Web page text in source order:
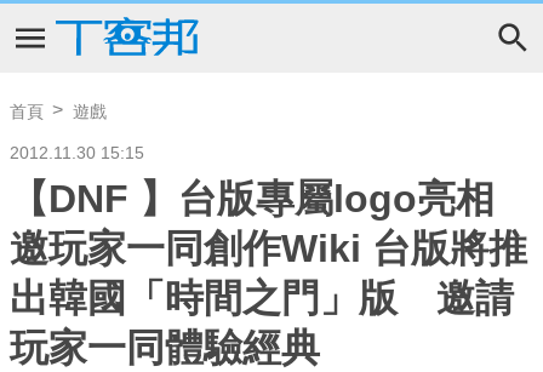
首頁 遊戲
2012.11.30 15:15
【DNF 】台版專屬logo亮相
邀玩家一同創作Wiki 台版將推
出韓國「時間之門」版 邀請
玩家一同體驗經典